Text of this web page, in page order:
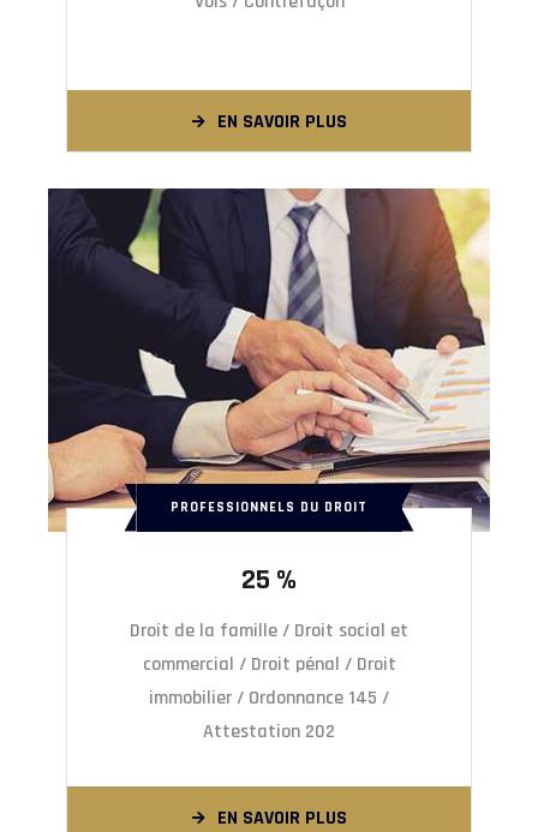
EN SAVOIR PLUS
PROFESSIONNELS DU DROIT
25 %
Droit de la famille / Droit social et
commercial / Droit pénal / Droit
immobilier / Ordonnance 145 /
Attestation 202
EN SAVOIR PLUS